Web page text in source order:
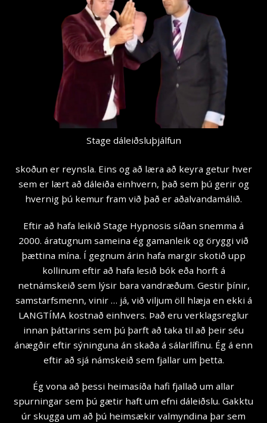
Stage dáleiðsluþjálfun
skoðun er reynsla. Eins og að læra að keyra getur hver
sem er lært að dáleiða einhvern, það sem þú gerir og
hvernig þú kemur fram við það er aðalvandamálið.
Eftir að hafa leikið Stage Hypnosis síðan snemma á
2000. áratugnum sameina ég gamanleik og öryggi við
þættina mína. Í gegnum árin hafa margir skotið upp
kollinum eftir að hafa lesið bók eða horft á
netnámskeið sem lýsir bara vandræðum. Gestir þínir,
samstarfsmenn, vinir … já, við viljum öll hlæja en ekki á
LANGTÍMA kostnað einhvers. Það eru verklagsreglur
innan þáttarins sem þú þarft að taka til að þeir séu
ánægðir eftir sýninguna án skaða á sálarlífinu. Ég á enn
eftir að sjá námskeið sem fjallar um þetta.
Ég vona að þessi heimasíða hafi fjallað um allar
spurningar sem þú gætir haft um efni dáleiðslu. Gakktu
úr skugga um að þú heimsækir valmyndina þar sem